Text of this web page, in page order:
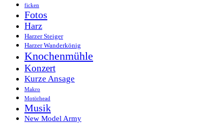
ficken
Fotos
Harz
Harzer Steiger
Harzer Wanderkönig
Knochenmühle
Konzert
Kurze Ansage
Makro
Motörhead
Musik
New Model Army